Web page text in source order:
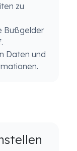
zu
Bußgelder
Daten und